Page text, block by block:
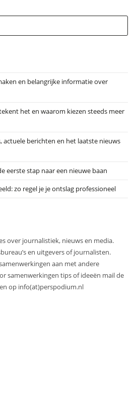
op
en belangrijke informatie over
het en waarom kiezen steeds meer
actuele berichten en het laatste nieuws
eerste stap naar een nieuwe baan
zo regel je je ontslag professioneel
over journalistiek, nieuws en media.
en uitgevers of journalisten.
aan met andere
samenwerkingen tips of ideeën mail de
op info(at)perspodium.nl